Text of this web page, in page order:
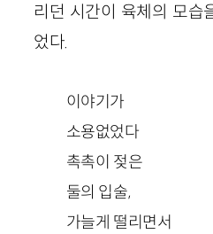
리던 시간이 육체의 모습
었다.
이야기가
소용없었다
촉촉이 젖은
둘의 입술,
가늘게 떨리면서